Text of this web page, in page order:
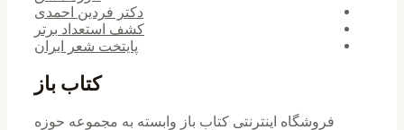
دکتر فردین احمدی
کشف استعداد برتر
پایتخت شعر ایران
کتاب باز
فروشگاه اینترنتی کتاب باز وابسته به مجموعه حوزه